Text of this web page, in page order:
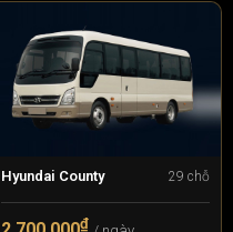
Hyundai County 29 chỗ
₫